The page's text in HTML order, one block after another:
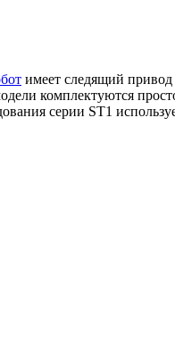
имеет следящий привод
комплектуются
серии ST1